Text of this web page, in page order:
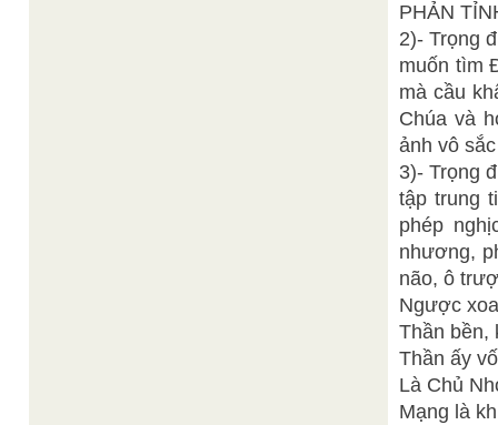
PHẢN
2)- Trọng
muốn tìm
mà cầu
Chúa và
ảnh vô
3)- Trọng
tập trung
phép
nhương,
não, ô
Ngược
Thần bền,
Thần ấy
Là Chủ
Mạng là